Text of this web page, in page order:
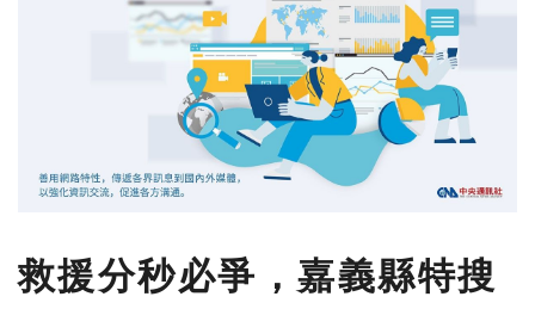
救援分秒必爭，嘉義縣特搜